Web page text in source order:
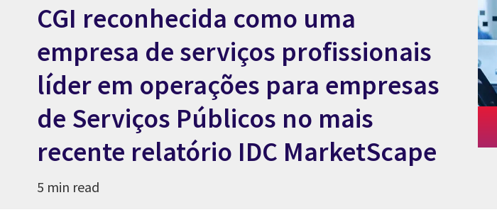
CGI reconhecida como uma
empresa de serviços profissionais
líder em operações para empresas
de Serviços Públicos no mais
recente relatório IDC MarketScape
5 min read